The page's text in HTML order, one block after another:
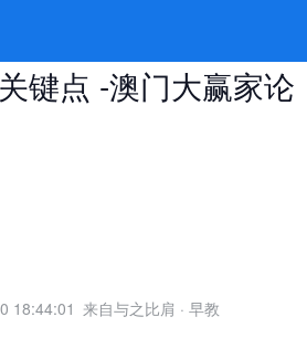
坛究竟有啥门道，内
键点 -澳门大赢家论
18:44:01 来自与之比肩 · 早教